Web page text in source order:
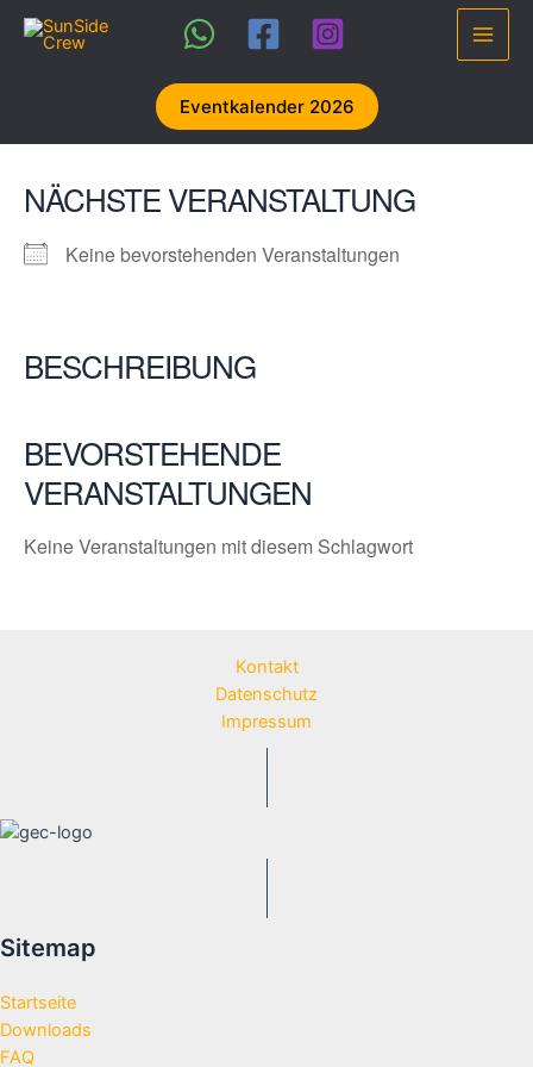
Inhalt
Main
Eventkalender 2026
NÄCHSTE VERANSTALTUNG
Keine bevorstehenden Veranstaltungen
BESCHREIBUNG
BEVORSTEHENDE
VERANSTALTUNGEN
Keine Veranstaltungen mit diesem Schlagwort
Kontakt
Datenschutz
Impressum
Sitemap
Startseite
Downloads
FAQ